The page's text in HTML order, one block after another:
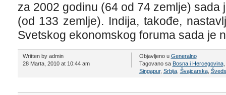
za 2002 godinu (64 od 74 zemlje) sada
(od 133 zemlje). Indija, takođe,
Svetskog ekonomskog foruma sada je
Written by admin
28 Marta, 2010 at 10:44 am
Objavljeno u Generalno
Tagovano sa Bosna i Hercegovina,
Singapur, Srbija, Švajcarska,